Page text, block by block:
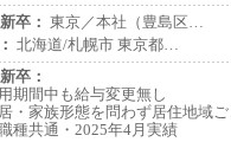
卒： 東京／本社（豊島区…
北海道/札幌市 東京都…
卒：
期間中も給与変更無し
・家族形態を問わず居住地域
種共通・2025年4月実績